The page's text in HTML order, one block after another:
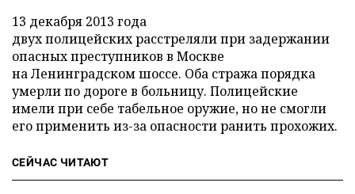
13 декабря 2013 года
двух полицейских расстреляли при задержании
опасных преступников в Москве
на Ленинградском шоссе. Оба стража порядка
умерли по дороге в больницу. Полицейские
имели при себе табельное оружие, но не смогли
его применить из-за опасности ранить прохожих.
СЕЙЧАС ЧИТАЮТ